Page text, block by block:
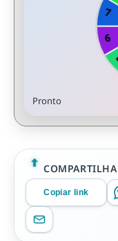
Pronto
Copiar link